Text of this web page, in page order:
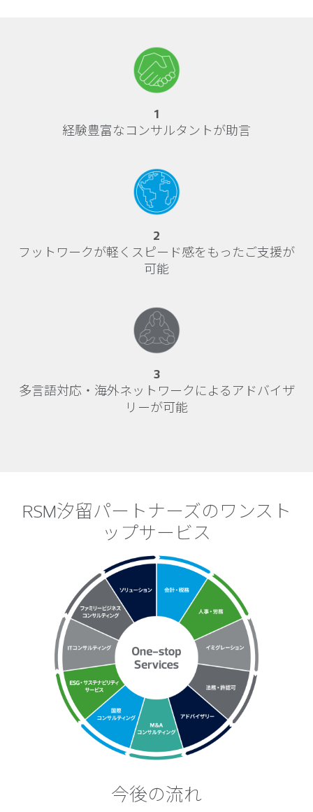
1
経験豊富なコンサルタントが助言
2
フットワークが軽くスピード感をもったご支援が
可能
3
多言語対応・海外ネットワークによるアドバイザ
リーが可能
RSM汐留パートナーズのワンスト
ップサービス
今後の流れ